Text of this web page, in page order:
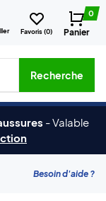
Favoris (0)
0
Panier
etc.
Recherche
-Valable
Besoin d'aide ?